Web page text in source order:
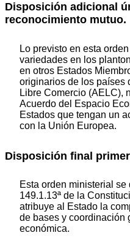
Disposición adicional
reconocimiento mutuo.
Lo previsto en esta
variedades en los
en otros Estados
originarios de los países
Libre Comercio (AELC),
Acuerdo del Espacio
Estados que tengan un
con la Unión Europea.
Disposición final
Esta orden ministerial
149.1.13ª de la
atribuye al Estado la
de bases y coordinación
económica.